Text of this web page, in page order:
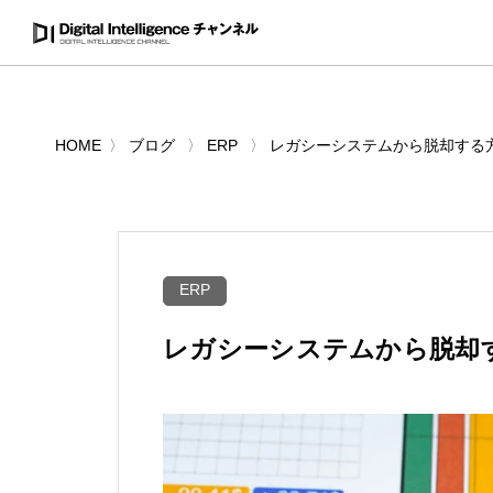
HOME ブログ ERP レガシーシステムから脱却す
ERP
レガシーシステムから脱